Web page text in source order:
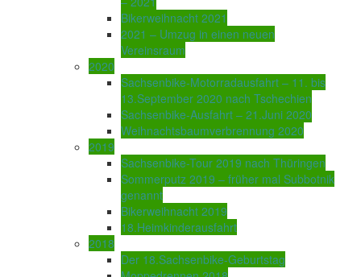
Bikerweihnacht 2021
2021 – Umzug in einen neuen
Vereinsraum
2020
Sachsenbike-Motorradausfahrt – 11. bis
13.September 2020 nach Tschechien
Sachsenbike-Ausfahrt – 21.Juni 2020
Weihnachtsbaumverbrennung 2020
2019
Sachsenbike-Tour 2019 nach Thüringen
Sommerputz 2019 – früher mal Subbotnik
genannt
Bikerweihnacht 2019
18.Heimkinderausfahrt
2018
Der 18.Sachsenbike-Geburtstag